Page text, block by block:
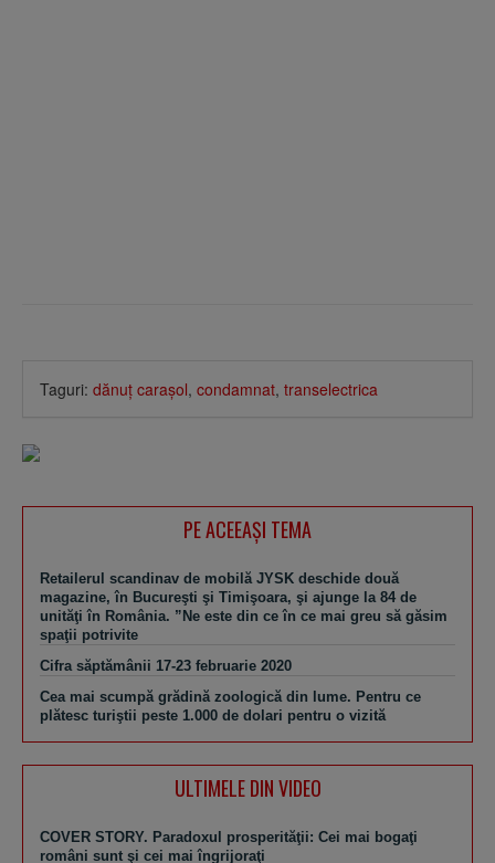
Taguri: dănuţ caraşol, condamnat, transelectrica
PE ACEEAŞI TEMA
Retailerul scandinav de mobilă JYSK deschide două
magazine, în Bucureşti şi Timişoara, şi ajunge la 84 de
unităţi în România. ”Ne este din ce în ce mai greu să găsim
spaţii potrivite
Cifra săptămânii 17-23 februarie 2020
Cea mai scumpă grădină zoologică din lume. Pentru ce
plătesc turiştii peste 1.000 de dolari pentru o vizită
ULTIMELE DIN VIDEO
COVER STORY. Paradoxul prosperităţii: Cei mai bogaţi
români sunt şi cei mai îngrijoraţi